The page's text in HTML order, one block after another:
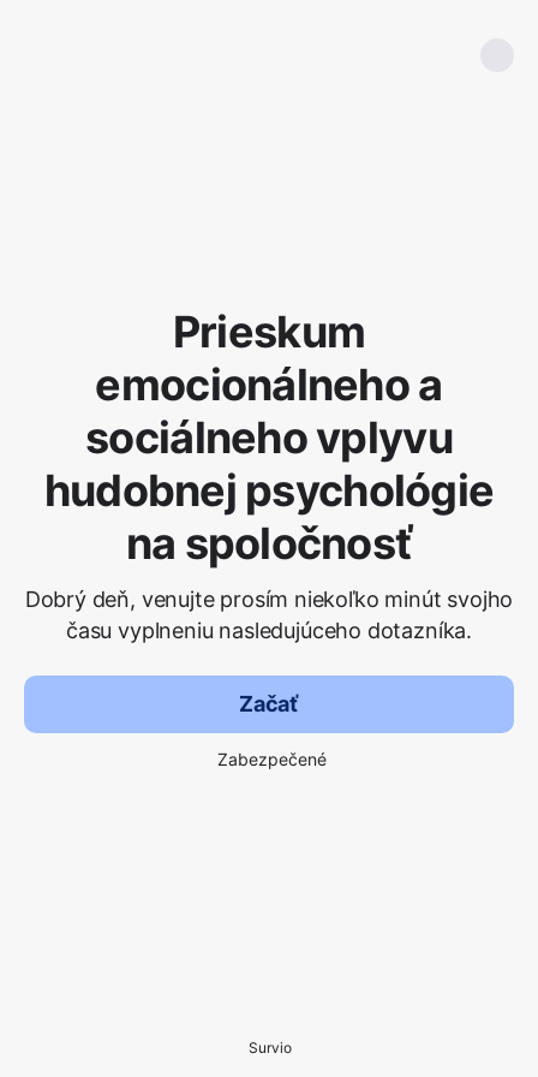
Prieskum
emocionálneho a
sociálneho vplyvu
hudobnej psychológie
na spoločnosť
Dobrý deň, venujte prosím niekoľko minút svojho
času vyplneniu nasledujúceho dotazníka.
Začať
Zabezpečené
Survio